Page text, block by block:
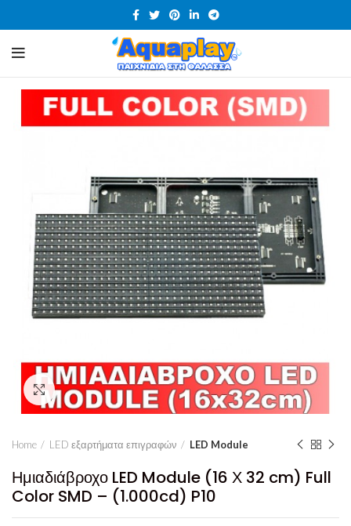
Click to enlarge
Home LED εξαρτήματα επιγραφών LED Module
Ημιαδιάβροχο LED Module (16 Χ 32 cm) Full
Color SMD – (1.000cd) P10